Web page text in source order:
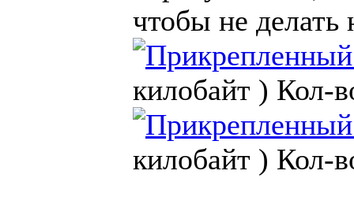
чтобы не делать
килобайт ) Кол-
килобайт ) Кол-